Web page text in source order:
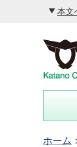
本文
ホーム